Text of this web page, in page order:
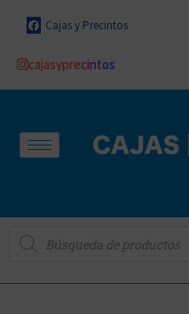
Cajas y Precintos
cajasyprecintos